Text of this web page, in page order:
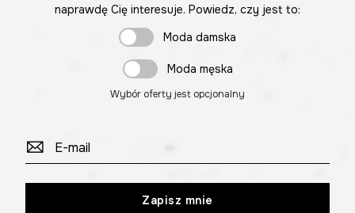
naprawdę Cię interesuje. Powiedz, czy jest to:
Moda damska
Moda męska
Wybór oferty jest opcjonalny
Zapisz mnie